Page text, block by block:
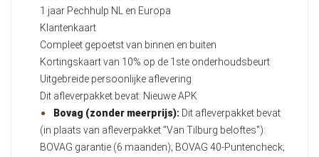
1 jaar Pechhulp NL en Europa
Klantenkaart
Compleet gepoetst van binnen en buiten
Kortingskaart van 10% op de 1ste onderhoudsbeurt
Uitgebreide persoonlijke aflevering
Dit afleverpakket bevat: Nieuwe APK
Bovag (zonder meerprijs): Dit afleverpakket bevat
(in plaats van afleverpakket "Van Tilburg beloftes"):
BOVAG garantie (6 maanden); BOVAG 40-Puntencheck;